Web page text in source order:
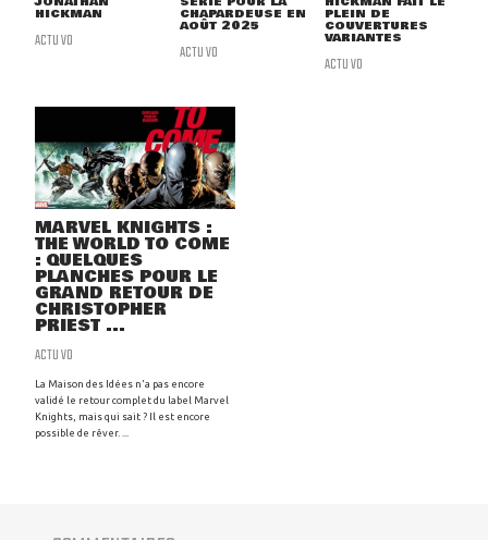
HICKMAN
ACTU VO
CHAPARDEUSE EN
AOÛT 2025
ACTU VO
PLEIN DE
COUVERTURES
VARIANTES
ACTU VO
MARVEL KNIGHTS :
THE WORLD TO COME
: QUELQUES
PLANCHES POUR LE
GRAND RETOUR DE
CHRISTOPHER
PRIEST ...
ACTU VO
La Maison des Idées n'a pas encore
validé le retour complet du label Marvel
Knights, mais qui sait ? Il est encore
possible de rêver. ...